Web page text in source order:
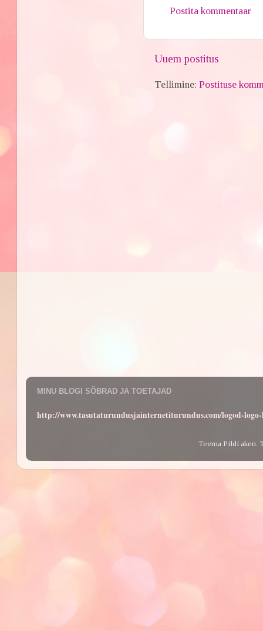
Postita kommentaar
Uuem postitus
Tellimine:Postituse
MINU BLOGI SÕBRAD JA TOETAJAD
http://www.tasutaturundusjainternetiturundus.com/logod-
Teema Pildi aken.